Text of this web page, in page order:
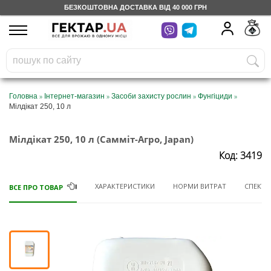
БЕЗКОШТОВНА ДОСТАВКА ВІД 40 000 ГРН
UA
На вашому
бонусному рахунку
грн
Безкоштовно по Україні
Категорії
Щоденник
Відгуки
Головна » Інтернет-магазин » Засоби захисту рослин » Фунгіциди »
Мілдікат 250, 10 л
Мілдікат 250, 10 л (Самміт-Агро, Japan)
Код: 3419
ВСЕ ПРО ТОВАР ХАРАКТЕРИСТИКИ НОРМИ ВИТРАТ СПЕКТР